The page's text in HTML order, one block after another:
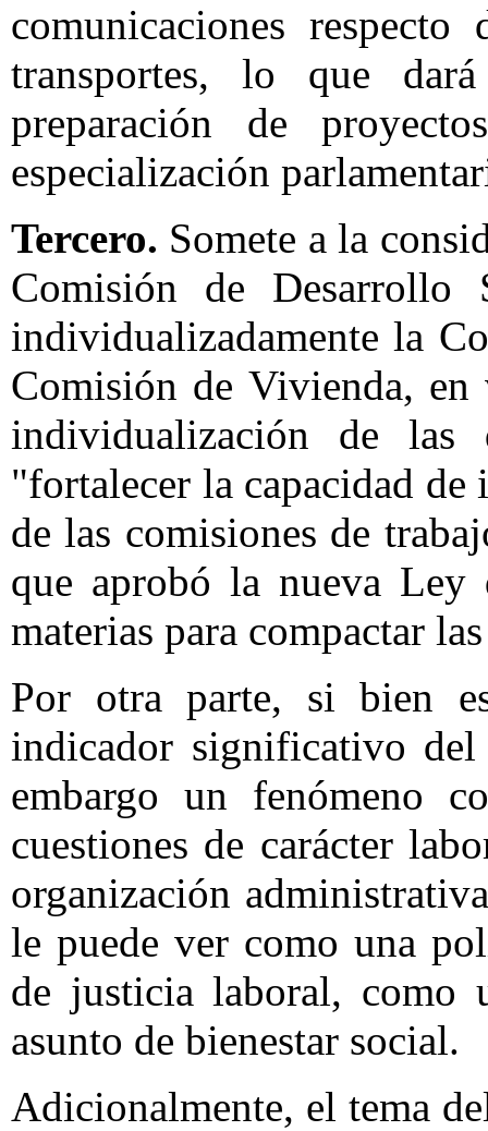
comunicaciones
transportes, lo que
preparación de
especialización
Tercero. Somete a la
Comisión de
individualizadamente la
Comisión de Vivienda, en
individualización de
"fortalecer la capacidad
de las comisiones de
que aprobó la nueva Ley
materias para compactar
Por otra parte, si bien
indicador significativo
embargo un fenómeno
cuestiones de carácter
organización
le puede ver como una
de justicia laboral, como
asunto de bienestar social.
Adicionalmente, el tema